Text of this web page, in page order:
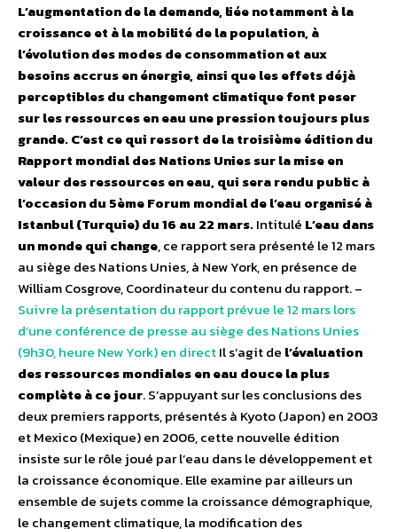
L’augmentation de la demande, liée notamment à la
croissance et à la mobilité de la population, à
l’évolution des modes de consommation et aux
besoins accrus en énergie, ainsi que les effets déjà
perceptibles du changement climatique font peser
sur les ressources en eau une pression toujours plus
grande. C’est ce qui ressort de la troisième édition du
Rapport mondial des Nations Unies sur la mise en
valeur des ressources en eau, qui sera rendu public à
l’occasion du 5ème Forum mondial de l’eau organisé à
Istanbul (Turquie) du 16 au 22 mars.Intitulé L’eau dans
un monde qui change, ce rapport sera présenté le 12 mars
au siège des Nations Unies, à New York, en présence de
William Cosgrove, Coordinateur du contenu du rapport. –
Suivre la présentation du rapport prévue le 12 mars lors
d’une conférence de presse au siège des Nations Unies
(9h30, heure New York) en directIl s’agit de l’évaluation
des ressources mondiales en eau douce la plus
complète à ce jour. S’appuyant sur les conclusions des
deux premiers rapports, présentés à Kyoto (Japon) en 2003
et Mexico (Mexique) en 2006, cette nouvelle édition
insiste sur le rôle joué par l’eau dans le développement et
la croissance économique. Elle examine par ailleurs un
ensemble de sujets comme la croissance démographique,
le changement climatique, la modification des